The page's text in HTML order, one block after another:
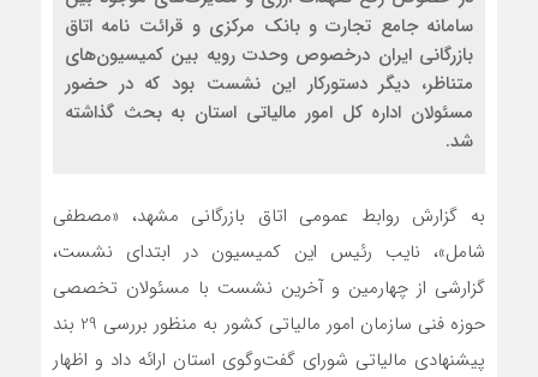
سامانه جامع تجارت و بانک مرکزی و قرائت نامه اتاق
بازرگانی ایران درخصوص وحدت رویه بین کمیسیون‌های
متناظر، دیگر دستورکار این نشست بود که در حضور
مسئولان اداره کل امور مالیاتی استان به بحث گذاشته
شد.
به گزارش روابط عمومی اتاق بازرگانی مشهد، «مصطفی
شامل»، نایب رئیس این کمیسیون در ابتدای نشست،
گزارشی از چهارمین و آخرین نشست با مسئولان تخصصی
حوزه فنی سازمان امور مالیاتی کشور به منظور بررسی 29 بند
پیشنهادی مالیاتی شورای گفت‌وگوی استان ارائه داد و اظهار